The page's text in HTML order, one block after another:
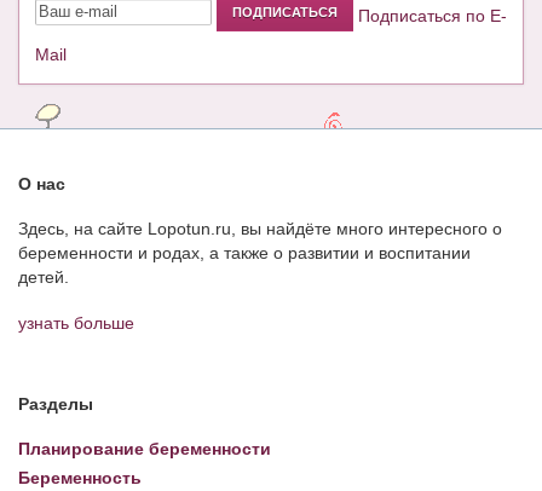
Подписаться по E-
Mail
О нас
Здесь, на сайте Lopotun.ru, вы найдёте много интересного о
беременности и родах, а также о развитии и воспитании
детей.
узнать больше
Разделы
Планирование беременности
Беременность